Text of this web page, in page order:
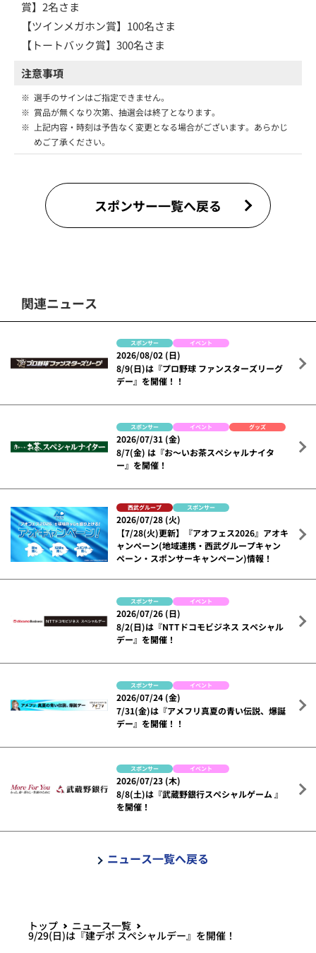
賞】2名さま
【ツインメガホン賞】100名さま
【トートバック賞】300名さま
注意事項
※ 選手のサインはご指定できません。
※ 賞品が無くなり次第、抽選会は終了となります。
※
上記内容・時刻は予告なく変更となる場合がございます。あらかじ
めご了承ください。
スポンサー一覧へ戻る
関連ニュース
スポンサー イベント
2026/08/02 (日)
8/9(日)は『プロ野球 ファンスターズリーグ
デー』を開催！！
スポンサー イベント グッズ
2026/07/31 (金)
8/7(金) は『お～いお茶スペシャルナイタ
ー』を開催！
西武グループ スポンサー
2026/07/28 (火)
【7/28(火)更新】『アオフェス2026』アオキ
ャンペーン(地域連携・西武グループキャン
ペーン・スポンサーキャンペーン)情報！
スポンサー イベント
2026/07/26 (日)
8/2(日)は『NTTドコモビジネス スペシャル
デー』を開催！
スポンサー イベント
2026/07/24 (金)
7/31(金)は『アメフリ真夏の青い伝説、爆誕
デー』を開催！！
スポンサー イベント
2026/07/23 (木)
8/8(土)は『武蔵野銀行スペシャルゲーム 』
を開催！
ニュース一覧へ戻る
トップ ニュース一覧
9/29(日)は『建デポ スペシャルデー』を開催！